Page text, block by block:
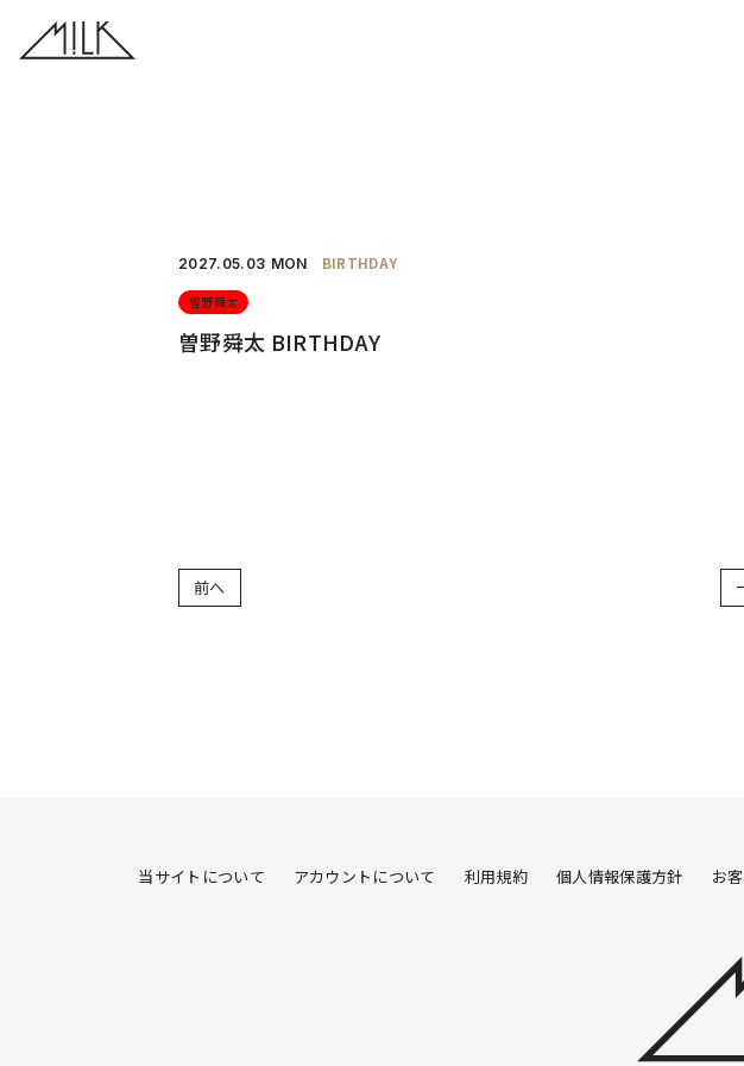
2027. 05.03 MON BIRTHDAY
曽野舜太
曽野舜太 BIRTHDAY
前へ
当サイトについて アカウントについて 利用規約 個人情報保護方針 お